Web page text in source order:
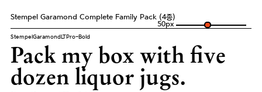
Stempel Garamond Complete Family Pack (4종)
50px
StempelGaramondLTPro-Bold
Pack my box with five
dozen liquor jugs.